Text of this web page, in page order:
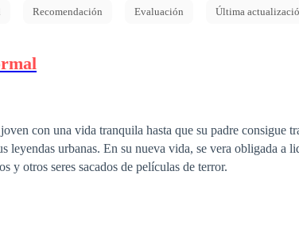
Recomendación Evaluación Última
con una vida tranquila hasta que su padre consigue
leyendas urbanas. En su nueva vida, se vera obligada a
y otros seres sacados de películas de terror.